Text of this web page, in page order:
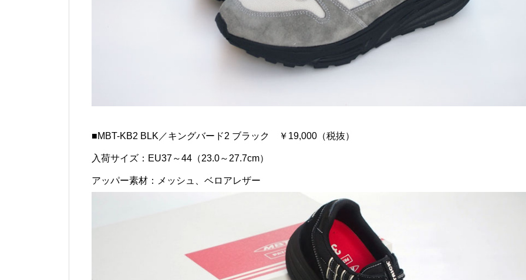
■MBT-KB2 BLK／キングバード2 ブラック ￥19,000（税抜）
入荷サイズ：EU37～44（23.0～27.7cm）
アッパー素材：メッシュ、ベロアレザー